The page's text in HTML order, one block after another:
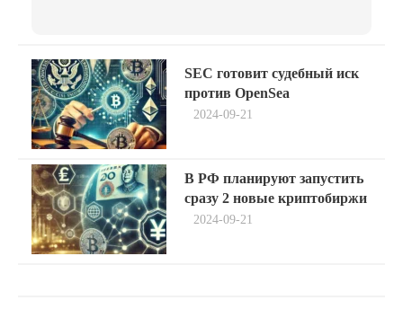
Навигация
по
записям
SEC готовит судебный иск
против OpenSea
2024-09-21
В РФ планируют запустить
сразу 2 новые криптобиржи
2024-09-21